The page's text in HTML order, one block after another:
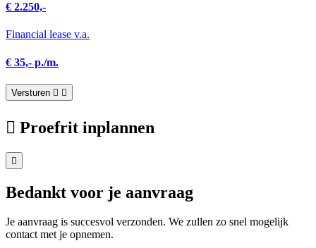
€ 2.250,-
Financial lease v.a.
€ 35,- p./m.
Versturen
Proefrit inplannen
Bedankt voor je aanvraag
Je aanvraag is succesvol verzonden. We zullen zo snel mogelijk
contact met je opnemen.